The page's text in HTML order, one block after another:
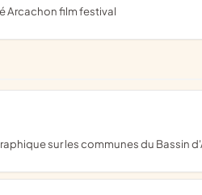
Arcachon film festival
sur les communes du Bassin